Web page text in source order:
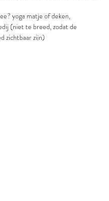
yoga matje of deken,
(niet te breed, zodat de
zichtbaar zijn)